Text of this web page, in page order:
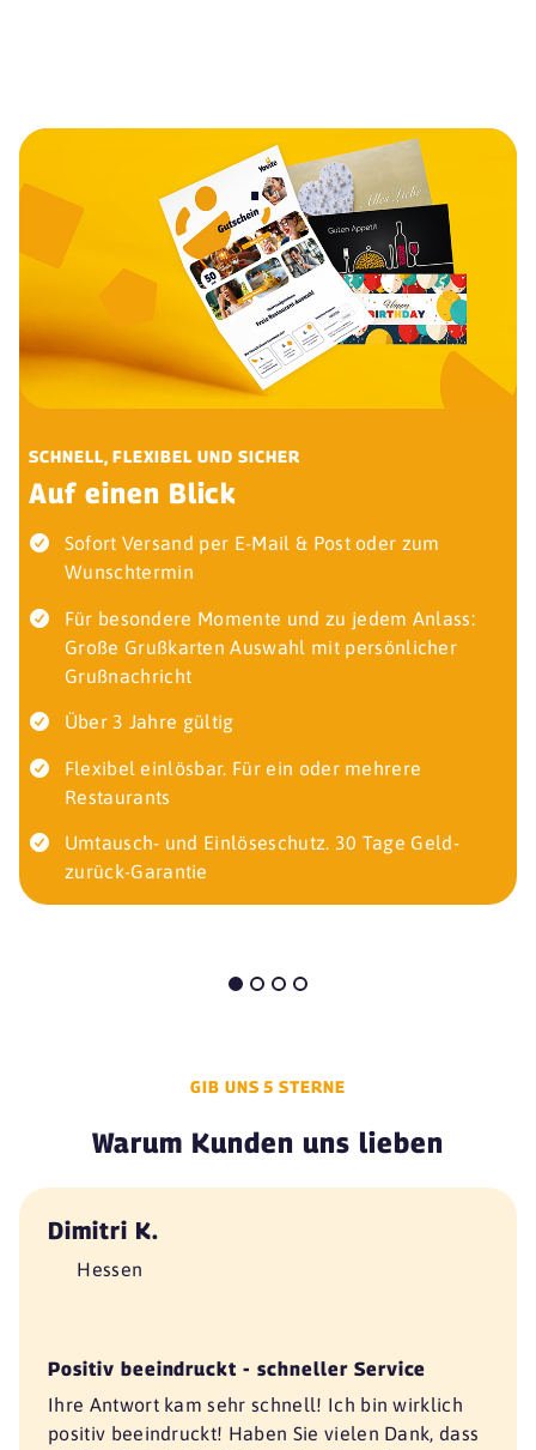
SCHNELL, FLEXIBEL UND SICHER
Auf einen Blick
Sofort Versand per E-Mail & Post oder zum
Wunschtermin
Für besondere Momente und zu jedem Anlass:
Große Grußkarten Auswahl mit persönlicher
Grußnachricht
Über 3 Jahre gültig
Flexibel einlösbar. Für ein oder mehrere
Restaurants
Umtausch- und Einlöseschutz. 30 Tage Geld-
zurück-Garantie
GIB UNS 5 STERNE
Warum Kunden uns lieben
Dimitri K.
Hessen
Positiv beeindruckt - schneller Service
Ihre Antwort kam sehr schnell! Ich bin wirklich
positiv beeindruckt! Haben Sie vielen Dank, dass